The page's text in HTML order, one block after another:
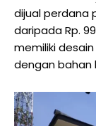
dijual perdana
daripada Rp.
memiliki
dengan bahan